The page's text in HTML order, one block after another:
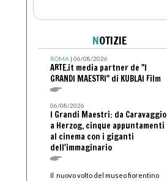
NOTIZIE
ROMA| 06/08/2026
ARTE.it media partner de "I
GRANDI MAESTRI" di KUBLAI Film
06/08/2026
I Grandi Maestri: da Caravaggio
a Herzog, cinque appuntamenti
al cinema con i giganti
dell'immaginario
Il nuovo volto del museo fiorentino